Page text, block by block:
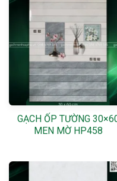
GẠCH ỐP TƯỜNG
MEN MỜ HP458